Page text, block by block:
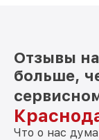
Отзывы
больше,
Что о нас